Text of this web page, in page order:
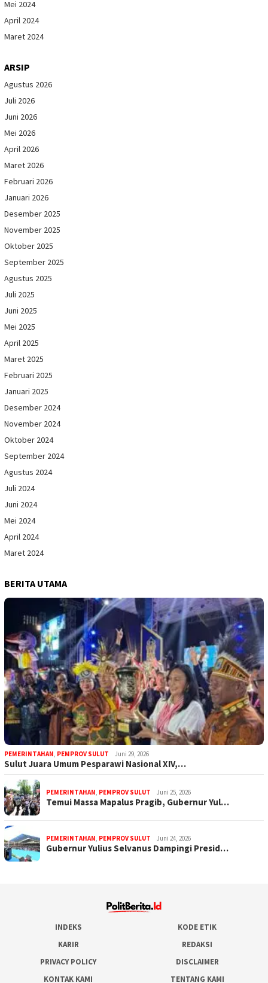
Mei 2024
April 2024
Maret 2024
ARSIP
Agustus 2026
Juli 2026
Juni 2026
Mei 2026
April 2026
Maret 2026
Februari 2026
Januari 2026
Desember 2025
November 2025
Oktober 2025
September 2025
Agustus 2025
Juli 2025
Juni 2025
Mei 2025
April 2025
Maret 2025
Februari 2025
Januari 2025
Desember 2024
November 2024
Oktober 2024
September 2024
Agustus 2024
Juli 2024
Juni 2024
Mei 2024
April 2024
Maret 2024
BERITA UTAMA
PEMERINTAHAN, PEMPROV SULUT Juni 29, 2026
Sulut Juara Umum Pesparawi Nasional XIV,…
PEMERINTAHAN, PEMPROV SULUT Juni 25, 2026
Temui Massa Mapalus Pragib, Gubernur Yul…
PEMERINTAHAN, PEMPROV SULUT Juni 24, 2026
Gubernur Yulius Selvanus Dampingi Presid…
INDEKS
KODE ETIK
KARIR
REDAKSI
PRIVACY POLICY
DISCLAIMER
KONTAK KAMI
TENTANG KAMI